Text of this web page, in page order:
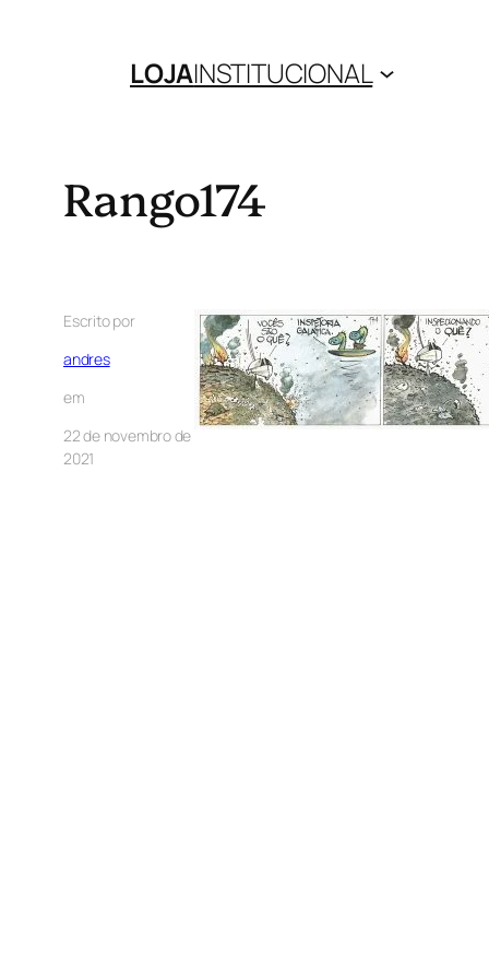
LOJAINSTITUCIONAL
Rango174
Escrito por
andres
em
22 de novembro de
2021